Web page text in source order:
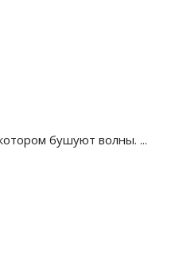
бушуют волны. ...